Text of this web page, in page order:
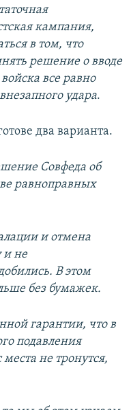
кампания,
в том, что
решение о вводе
все равно
удара.
два варианта.
Совфеда об
равноправных
и отмена
и не
В этом
без бумажек.
гарантии, что в
подавления
не тронутся,